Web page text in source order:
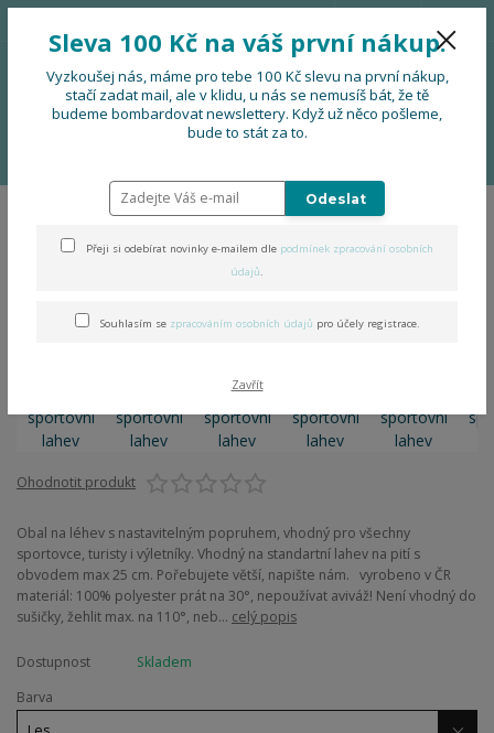
Menu
0 Kč
Obal na sportovní lahev
Ohodnotit produkt
Obal na léhev s nastavitelným popruhem, vhodný pro všechny
sportovce, turisty i výletníky. Vhodný na standartní lahev na pití s
obvodem max 25 cm. Pořebujete větší, napište nám. vyrobeno v ČR
materiál: 100% polyester prát na 30°, nepoužívat aviváž! Není vhodný do
sušičky, žehlit max. na 110°, neb... celý popis
Dostupnost
Skladem
Barva
Sleva 100 Kč na váš první nákup.
Vyzkoušej nás, máme pro tebe 100 Kč slevu na první nákup,
stačí zadat mail, ale v klidu, u nás se nemusíš bát, že tě
budeme bombardovat newslettery. Když už něco pošleme,
bude to stát za to.
Odeslat
Přeji si odebírat novinky e-mailem dle podmínek zpracování osobních
údajů.
Souhlasím se zpracováním osobních údajů pro účely registrace.
Zavřít